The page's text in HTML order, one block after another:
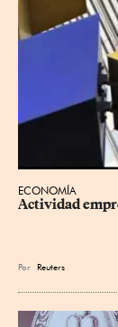
ECONOMÍA
Actividad
Por Reuters